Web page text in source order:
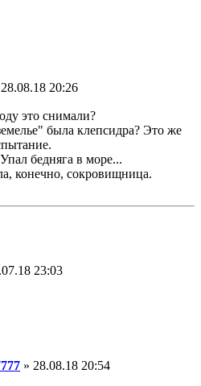
28.08.18 20:26
это снимали?
была клепсидра? Это же
бедняга в море...
конечно, сокровищница.
23:03
» 28.08.18 20:54